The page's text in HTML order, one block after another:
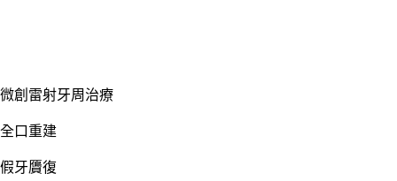
微創雷射牙周治療
全口重建
假牙贗復